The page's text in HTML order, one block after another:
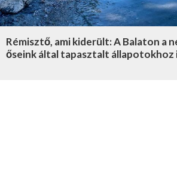
Rémisztő, ami kiderült: A Balaton a
őseink által tapasztalt állapotokhoz